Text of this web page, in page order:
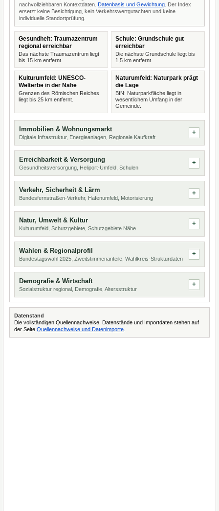
nachvollziehbaren Kontextdaten. Datenbasis und Gewichtung . Der Index
ersetzt keine Besichtigung, kein Verkehrswertgutachten und keine
individuelle Standortprüfung.
Gesundheit: Traumazentrum
regional erreichbar
Das nächste Traumazentrum liegt
bis 15 km entfernt.
Schule: Grundschule gut
erreichbar
Die nächste Grundschule liegt bis
1,5 km entfernt.
Kulturumfeld: UNESCO-
Welterbe in der Nähe
Grenzen des Römischen Reiches
liegt bis 25 km entfernt.
Naturumfeld: Naturpark prägt
die Lage
BfN: Naturparkfläche liegt in
wesentlichem Umfang in der
Gemeinde.
Immobilien & Wohnungsmarkt
Digitale Infrastruktur, Energieanlagen, Regionale Kaufkraft
Erreichbarkeit & Versorgung
Gesundheitsversorgung, Heliport-Umfeld, Schulen
Verkehr, Sicherheit & Lärm
Bundesfernstraßen-Verkehr, Hafenumfeld, Motorisierung
Natur, Umwelt & Kultur
Kulturumfeld, Schutzgebiete, Schutzgebiete Nähe
Wahlen & Regionalprofil
Bundestagswahl 2025, Zweitstimmenanteile, Wahlkreis-Strukturdaten
Demografie & Wirtschaft
Sozialstruktur regional, Demografie, Altersstruktur
Datenstand
Die vollständigen Quellennachweise, Datenstände und Importdaten stehen auf
der Seite Quellennachweise und Datenimporte